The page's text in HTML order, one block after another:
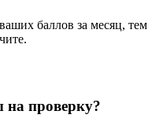
баллов за месяц, тем
на проверку?